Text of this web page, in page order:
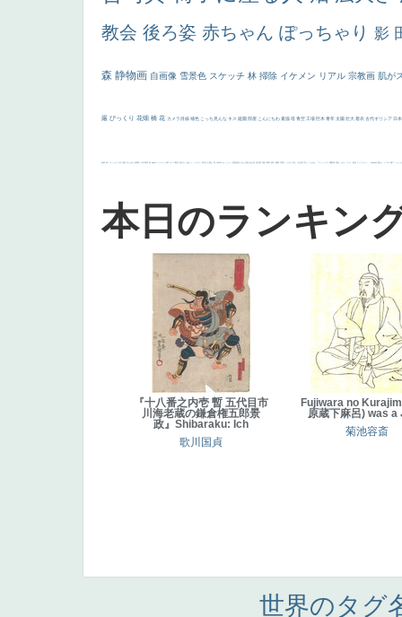
教会 後ろ姿 赤ちゃん ぽっちゃり 影
森 静物画 自画像 雪景色 スケッチ 林 掃除 イケメン リアル 宗教画 肌が
厳 びっくり 花畑 橋 花 カメラ目線 補色 こっち見んな キス 庭園 部屋 こんにちわ 素描 塔 青空 工場 巨木 青年 太陽 壮大 着衣 古代ギリシア 日
画質 last ヴィーナス 剣 白人少女 食事中 山本芳翠 麦 alciato ハーレム 女神 ローマ教皇 奥行き 火起こし シスター 東方の三博士 114514 かっこいい 受胎告知 天から覗き込む顔 設計図 挿絵 群衆 親子 裸婦 可愛い ピサロ ＃名画で学ぶ「たるみ」 ニーソックス 躍動感 黄色 こわい コート 畦道 レンブラント・ sekkusu 暖かい バブみ 靴下 ショッ
本日のランキン
『十八番之内壱 暫 五代目市
川海老蔵の鎌倉権五郎景
政』Shibaraku: Ich
歌川国貞
Fujiwara no
原蔵下麻呂) was a
菊池容斎
世界のタグ